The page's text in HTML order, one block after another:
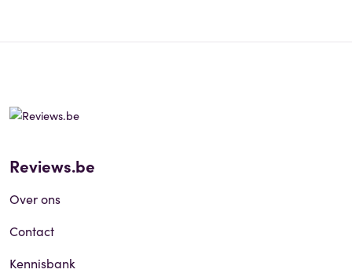
Reviews.be
Over ons
Contact
Kennisbank